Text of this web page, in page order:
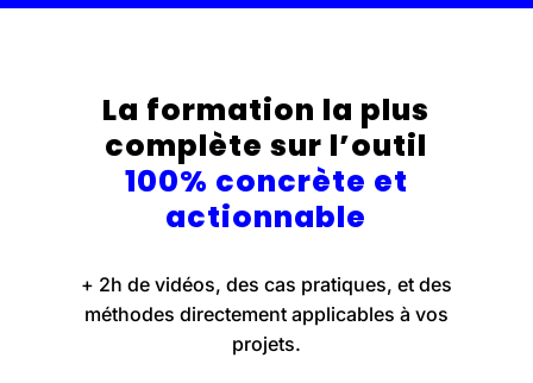
La formation la plus
complète sur l’outil
100% concrète et
actionnable
+ 2h de vidéos, des cas pratiques, et des
méthodes directement applicables à vos
projets.